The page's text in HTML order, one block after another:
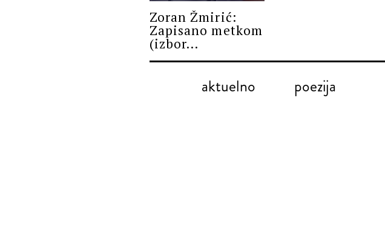
Zoran Žmirić:
Zapisano metkom
(izbor...
aktuelno poezija